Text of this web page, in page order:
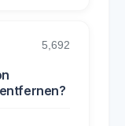
5,692